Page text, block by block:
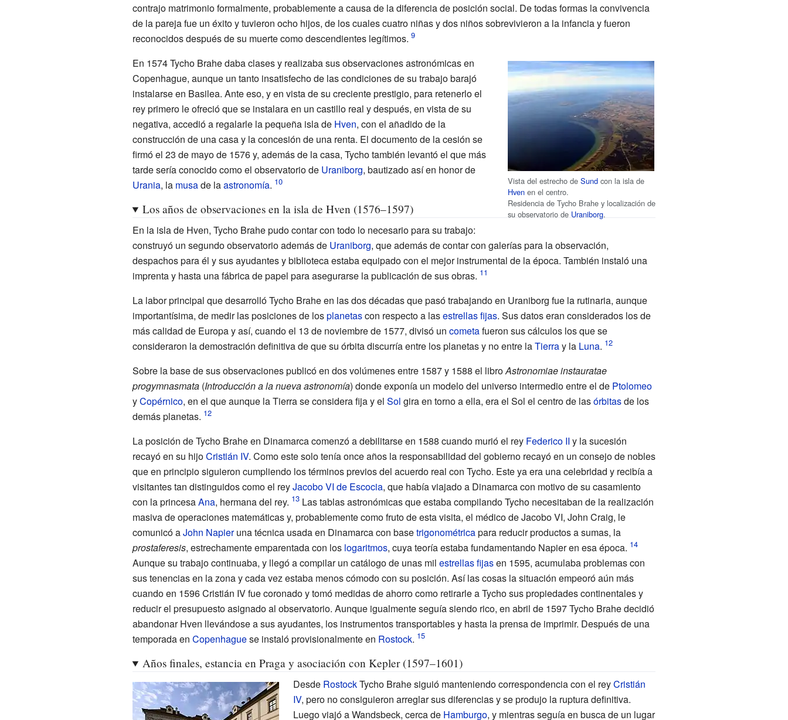
contrajo matrimonio formalmente, probablemente a causa de la diferencia de posición social. De todas formas la convivencia
de la pareja fue un éxito y tuvieron ocho hijos, de los cuales cuatro niñas y dos niños sobrevivieron a la infancia y fueron
reconocidos después de su muerte como descendientes legítimos.
Vista del estrecho deSund con la isla de
Hven en el centro.
Residencia de Tycho Brahe y localización de
su observatorio de Uraniborg.
En 1574 Tycho Brahe daba clases y realizaba sus observaciones astronómicas en
Copenhague, aunque un tanto insatisfecho de las condiciones de su trabajo barajó
instalarse en Basilea. Ante eso, y en vista de su creciente prestigio, para retenerlo el
rey primero le ofreció que se instalara en un castillo real y después, en vista de su
negativa, accedió a regalarle la pequeña isla de Hven, con el añadido de la
construcción de una casa y la concesión de una renta. El documento de la cesión se
firmó el 23 de mayo de 1576 y, además de la casa, Tycho también levantó el que más
tarde sería conocido como el observatorio de Uraniborg, bautizado así en honor de
Urania, la musade laastronomía.
Los años de observaciones en la isla de Hven (1576–1597)
En la isla de Hven, Tycho Brahe pudo contar con todo lo necesario para su trabajo:
construyó un segundo observatorio además de Uraniborg, que además de contar con galerías para la observación,
despachos para él y sus ayudantes y biblioteca estaba equipado con el mejor instrumental de la época. También instaló una
imprenta y hasta una fábrica de papel para asegurarse la publicación de sus obras.
La labor principal que desarrolló Tycho Brahe en las dos décadas que pasó trabajando en Uraniborg fue la rutinaria, aunque
importantísima, de medir las posiciones de losplanetascon respecto a lasestrellas fijas. Sus datos eran considerados los de
más calidad de Europa y así, cuando el 13 de noviembre de 1577, divisó un cometafueron sus cálculos los que se
consideraron la demostración definitiva de que su órbita discurría entre los planetas y no entre laTierray la Luna.
Sobre la base de sus observaciones publicó en dos volúmenes entre 1587 y 1588 el libroAstronomiae instauratae
progymnasmata(Introducción a la nueva astronomía) donde exponía un modelo del universo intermedio entre el de Ptolomeo
yCopérnico, en el que aunque la Tierra se considera fija y el Sol gira en torno a ella, era el Sol el centro de lasórbitasde los
demás planetas.
La posición de Tycho Brahe en Dinamarca comenzó a debilitarse en 1588 cuando murió el rey Federico II y la sucesión
recayó en su hijoCristián IV. Como este solo tenía once años la responsabilidad del gobierno recayó en un consejo de nobles
que en principio siguieron cumpliendo los términos previos del acuerdo real con Tycho. Este ya era una celebridad y recibía a
visitantes tan distinguidos como el reyJacobo VI de Escocia, que había viajado a Dinamarca con motivo de su casamiento
con la princesaAna, hermana del rey.
Las tablas astronómicas que estaba compilando Tycho necesitaban de la realización
masiva de operaciones matemáticas y, probablemente como fruto de esta visita, el médico de Jacobo VI, John Craig, le
comunicó aJohn Napieruna técnica usada en Dinamarca con basetrigonométricapara reducir productos a sumas, la
prostaferesis, estrechamente emparentada con los logaritmos, cuya teoría estaba fundamentando Napier en esa época.
Aunque su trabajo continuaba, y llegó a compilar un catálogo de unas mil estrellas fijasen 1595, acumulaba problemas con
sus tenencias en la zona y cada vez estaba menos cómodo con su posición. Así las cosas la situación empeoró aún más
cuando en 1596 Cristián IV fue coronado y tomó medidas de ahorro como retirarle a Tycho sus propiedades continentales y
reducir el presupuesto asignado al observatorio. Aunque igualmente seguía siendo rico, en abril de 1597 Tycho Brahe decidió
abandonar Hven llevándose a sus ayudantes, los instrumentos transportables y hasta la prensa de imprimir. Después de una
temporada en Copenhaguese instaló provisionalmente en Rostock.
Años finales, estancia en Praga y asociación con Kepler (1597–1601)
Desde RostockTycho Brahe siguió manteniendo correspondencia con el reyCristián
IV, pero no consiguieron arreglar sus diferencias y se produjo la ruptura definitiva.
Luego viajó aWandsbeck, cerca de Hamburgo, y mientras seguía en busca de un lugar